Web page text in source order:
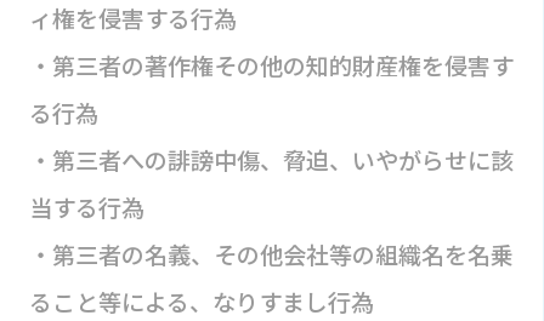
ィ権を侵害する行為
・第三者の著作権その他の知的財産権を侵害す
る行為
・第三者への誹謗中傷、脅迫、いやがらせに該
当する行為
・第三者の名義、その他会社等の組織名を名乗
ること等による、なりすまし行為